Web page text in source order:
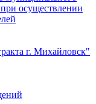
при осуществлении
г. Михайловск"